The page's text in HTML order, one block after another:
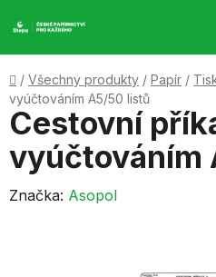
na
Domů
/ Všechny produkty / Papír /
vyúčtováním A5/50 listů
Cestovní
vyúčtováním
Značka: Asopol